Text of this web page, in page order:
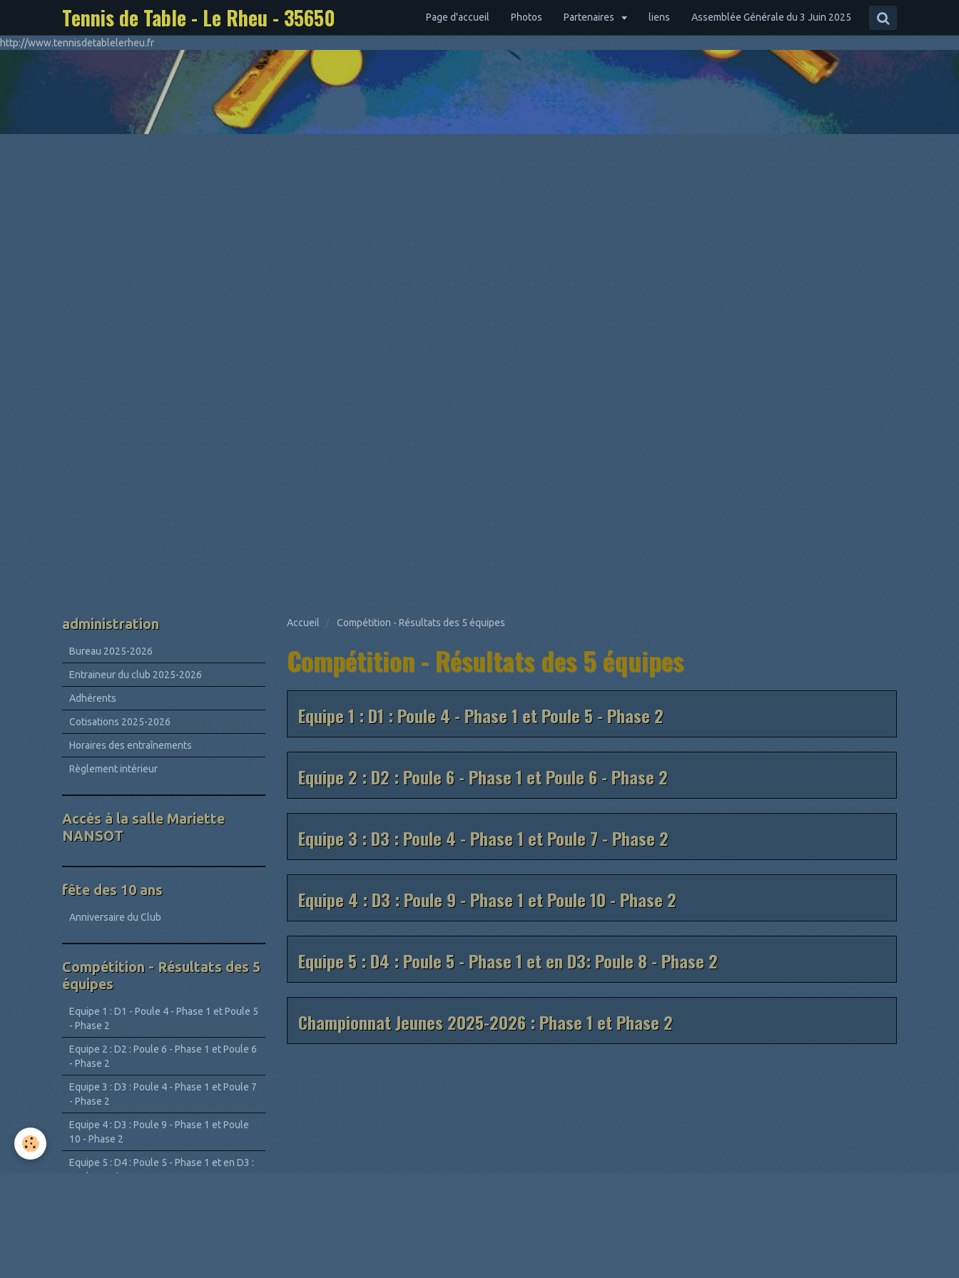
http://www.tennisdetablelerheu.fr
Tennis de Table - Le Rheu - 35650 Page d'accueil Photos Partenaires liens Assemblée Générale du 3 Juin 2025
Accueil Compétition - Résultats des 5 équipes
Compétition - Résultats des 5 équipes
Equipe 1 : D1 : Poule 4 - Phase 1 et Poule 5 - Phase 2
Equipe 2 : D2 : Poule 6 - Phase 1 et Poule 6 - Phase 2
Equipe 3 : D3 : Poule 4 - Phase 1 et Poule 7 - Phase 2
Equipe 4 : D3 : Poule 9 - Phase 1 et Poule 10 - Phase 2
Equipe 5 : D4 : Poule 5 - Phase 1 et en D3: Poule 8 - Phase 2
Championnat Jeunes 2025-2026 : Phase 1 et Phase 2
administration
Bureau 2025-2026
Entraineur du club 2025-2026
Adhérents
Cotisations 2025-2026
Horaires des entraînements
Règlement intérieur
Accès à la salle Mariette
NANSOT
fête des 10 ans
Anniversaire du Club
Compétition - Résultats des 5
équipes
Equipe 1 : D1 - Poule 4 - Phase 1 et Poule 5
- Phase 2
Equipe 2 : D2 : Poule 6 - Phase 1 et Poule 6
- Phase 2
Equipe 3 : D3 : Poule 4 - Phase 1 et Poule 7
- Phase 2
Equipe 4 : D3 : Poule 9 - Phase 1 et Poule
10 - Phase 2
Equipe 5 : D4 : Poule 5 - Phase 1 et en D3 :
Poule 8 - Phase